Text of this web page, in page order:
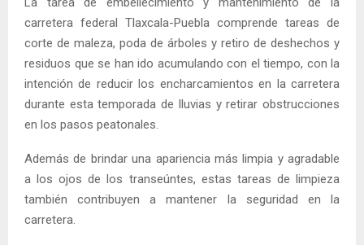
carretera federal Tlaxcala-Puebla comprende tareas de
corte de maleza, poda de árboles y retiro de deshechos y
residuos que se han ido acumulando con el tiempo, con la
intención de reducir los encharcamientos en la carretera
durante esta temporada de lluvias y retirar obstrucciones
en los pasos peatonales.
Además de brindar una apariencia más limpia y agradable
a los ojos de los transeúntes, estas tareas de limpieza
también contribuyen a mantener la seguridad en la
carretera.